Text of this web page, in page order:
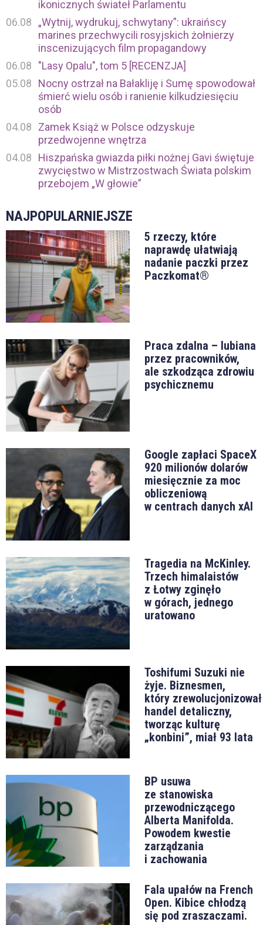
ikonicznych świateł Parlamentu
06.08
„Wytnij, wydrukuj, schwytany”: ukraińscy
marines przechwycili rosyjskich żołnierzy
inscenizujących film propagandowy
06.08
"Lasy Opalu", tom 5 [RECENZJA]
05.08
Nocny ostrzał na Bałakliję i Sumę spowodował
śmierć wielu osób i ranienie kilkudziesięciu
osób
04.08
Zamek Książ w Polsce odzyskuje
przedwojenne wnętrza
04.08
Hiszpańska gwiazda piłki nożnej Gavi świętuje
zwycięstwo w Mistrzostwach Świata polskim
przebojem „W głowie”
NAJPOPULARNIEJSZE
5 rzeczy, które
naprawdę ułatwiają
nadanie paczki przez
Paczkomat®
Praca zdalna – lubiana
przez pracowników,
ale szkodząca zdrowiu
psychicznemu
Google zapłaci SpaceX
920 milionów dolarów
miesięcznie za moc
obliczeniową
w centrach danych xAI
Tragedia na McKinley.
Trzech himalaistów
z Łotwy zginęło
w górach, jednego
uratowano
Toshifumi Suzuki nie
żyje. Biznesmen,
który zrewolucjonizował
handel detaliczny,
tworząc kulturę
„konbini”, miał 93 lata
BP usuwa
ze stanowiska
przewodniczącego
Alberta Manifolda.
Powodem kwestie
zarządzania
i zachowania
Fala upałów na French
Open. Kibice chłodzą
się pod zraszaczami.